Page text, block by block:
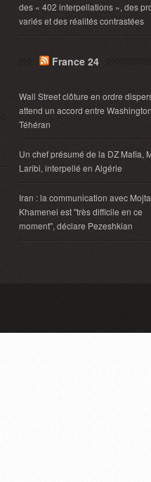
des « 402 interpellations », des
variés et des réalités contrastées
France 24
Wall Street clôture en ordre
attend un accord entre
Téhéran
Un chef présumé de la DZ Mafia,
Laribi, interpellé en Algérie
Iran : la communication avec
Khamenei est "très difficile en ce
moment", déclare Pezeshkian